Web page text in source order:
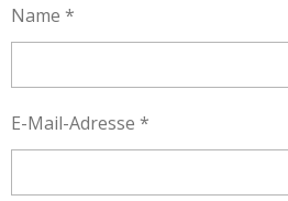
Name *
E-Mail-Adresse *